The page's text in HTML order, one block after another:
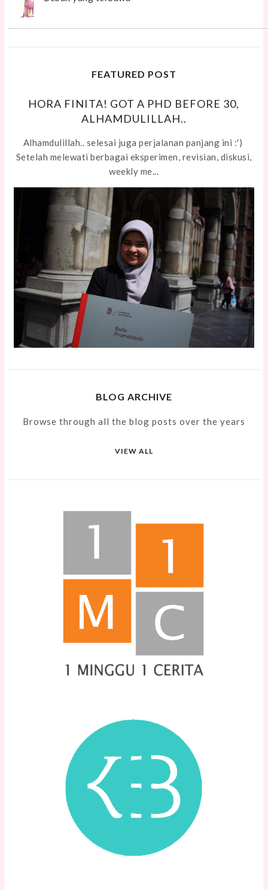
FEATURED POST
HORA FINITA! GOT A PHD BEFORE 30,
ALHAMDULILLAH..
Alhamdulillah.. selesai juga perjalanan panjang ini :')
Setelah melewati berbagai eksperimen, revisian, diskusi,
weekly me...
BLOG ARCHIVE
Browse through all the blog posts over the years
VIEW ALL